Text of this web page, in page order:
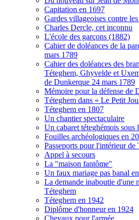
Capitation en 1697
Gardes villageoises contre
Charles Dercle, cet inconnu
L'école des garçons (1882)
Cahier de doléances de la
mars 1789
Cahier des doléances des
Téteghem, Ghyvelde et
de Dunkerque 24 mars 1789
Mémoire pour la défense de
Téteghem dans « Le Petit
Téteghem en 1807
Un chantier spectaculaire
Un cabaret téteghémois
Fouilles archéologiques en
Passeports pour l'intérieur de
Appel à secours
La "maison fantôme"
Un faux mariage pas banal
La demande inaboutie d'une
Téteghem
Téteghem en 1942
Diplôme d'honneur en 1924